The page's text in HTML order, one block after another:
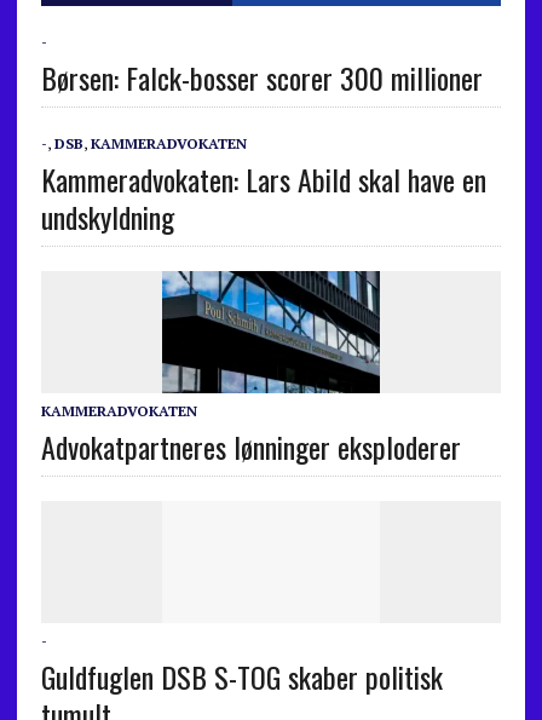
-
Børsen: Falck-bosser scorer 300 millioner
-, DSB, KAMMERADVOKATEN
Kammeradvokaten: Lars Abild skal have en
undskyldning
KAMMERADVOKATEN
Advokatpartneres lønninger eksploderer
-
Guldfuglen DSB S-TOG skaber politisk